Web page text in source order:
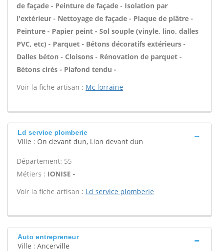
de façade - Peinture de façade - Isolation par
l'extérieur - Nettoyage de façade - Plaque de plâtre -
Peinture - Papier peint - Sol souple (vinyle, lino, dalles
PVC, etc) - Parquet - Bétons décoratifs extérieurs -
Dalles béton - Cloisons - Rénovation de parquet -
Bétons cirés - Plafond tendu -
Voir la fiche artisan : Mc lorraine
Ld service plomberie
Ville : On devant dun, Lion devant dun
Département: 55
Métiers : IONISE -
Voir la fiche artisan : Ld service plomberie
Auto entrepreneur
Ville : Ancerville